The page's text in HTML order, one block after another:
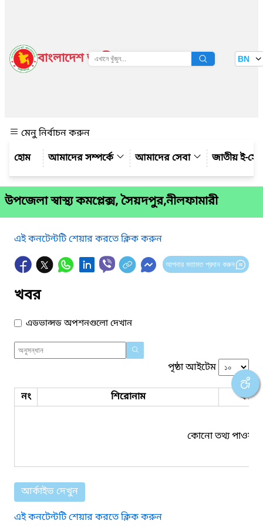
বাংলাদেশ জাতীয় তথ্য বাতায়ন BN
মেনু নির্বাচন করুন
আমাদের সম্পর্কে
আমাদের সেবা জাতীয় ই-
উপজেলা স্বাস্থ্য কমপ্লেক্স, সৈয়দপুর,নীলফামারী
এই কনটেন্টটি শেয়ার করতে ক্লিক করুন
আপনার মতামত প্রদান করুন
খবর
এডভান্সড অপশনগুলো দেখান
পৃষ্ঠা আইটেম
নং শিরোনাম ফাইল
কোনো তথ্য পাওয়া
আর্কাইভ দেখুন
এই কনটেন্টটি শেয়ার করতে ক্লিক করুন